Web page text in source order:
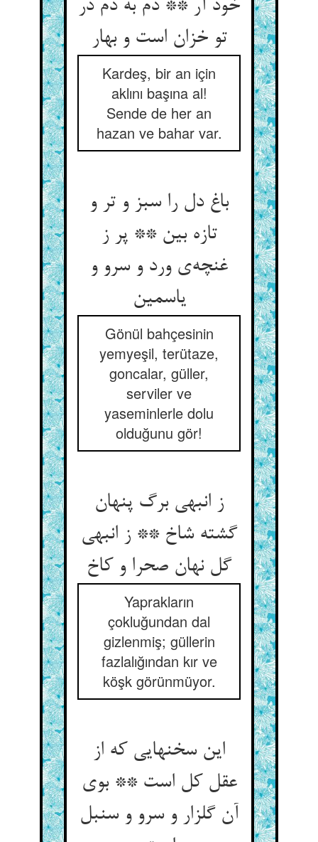
خود آر ** دم به دم در
تو خزان است و بهار
Kardeş, bir an için
aklını başına al!
Sende de her an
hazan ve bahar var.
باغ دل را سبز و تر و
تازه بین ** پر ز
غنچه‌‌ی ورد و سرو و
یاسمین‌‌
Gönül bahçesinin
yemyeşil, terütaze,
goncalar, güller,
serviler ve
yaseminlerle dolu
olduğunu gör!
ز انبهی برگ پنهان
گشته شاخ ** ز انبهی
Yaprakların
çokluğundan dal
gizlenmiş; güllerin
fazlalığından kır ve
köşk görünmüyor.
این سخنهایی که از
عقل کل است ** بوی
آن گلزار و سرو و سنبل